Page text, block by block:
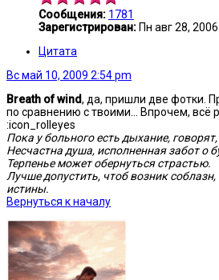
Сообщения: 1781
Зарегистрирован: Пн авг 28,
Цитата
Вс май 10, 2009 2:54 pm
Breath of wind, да, пришли две фотки.
по сравнению с твоими... Впрочем, всё
:icon_rolleyes
Пока у больного есть дыхание,
Несчастна душа, исполненная забот о
Терпенье может обернуться страстью.
Лучше допустить, чтоб возник соблазн,
истины.
Вернуться к началу